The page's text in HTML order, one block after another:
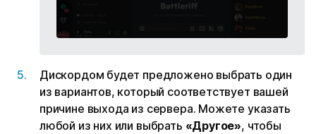
Дискордом будет предложено выбрать один
из вариантов, который соответствует вашей
причине выхода из сервера. Можете указать
любой из них или выбрать «Другое», чтобы